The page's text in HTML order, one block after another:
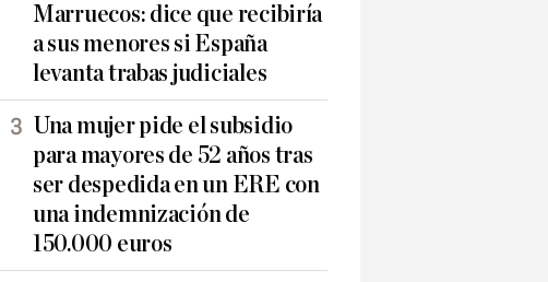
Marruecos: dice que recibiría
a sus menores si España
levanta trabas judiciales
Una mujer pide el subsidio
para mayores de 52 años tras
ser despedida en un ERE con
una indemnización de
150.000 euros